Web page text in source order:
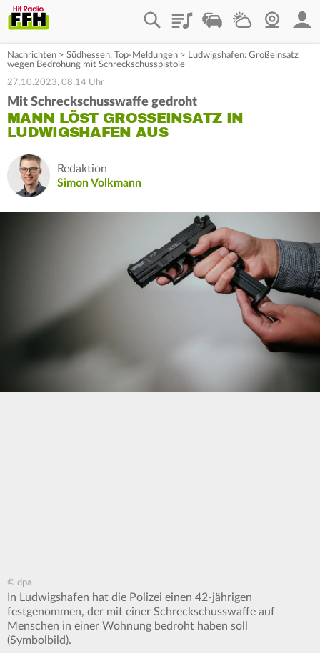
PlaylistStaupilotWetterWebcam
Nachrichten > Südhessen, Top-Meldungen > Ludwigshafen: Großeinsatz
wegen Bedrohung mit Schreckschusspistole
27.10.2023, 08:14 Uhr
Mit Schreckschusswaffe gedroht
MANN LÖST GROSSEINSATZ IN L
UDWIGSHAFEN AUS
Redaktion
Simon Volkmann
© dpa
In Ludwigshafen hat die Polizei einen 42-jährigen
festgenommen, der mit einer Schreckschusswaffe auf
Menschen in einer Wohnung bedroht haben soll
(Symbolbild).